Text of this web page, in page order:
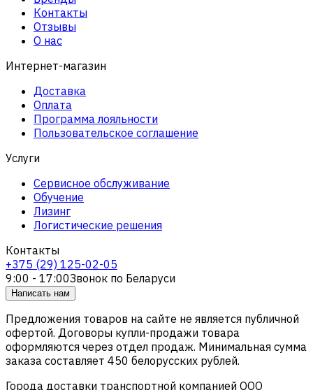
Контакты
Отзывы
О нас
Интернет-магазин
Доставка
Оплата
Программа лояльности
Пользовательское соглашение
Услуги
Сервисное обслуживание
Обучение
Лизинг
Логистические решения
Контакты
+375 (29) 125-02-05
9:00 - 17:00Звонок по Беларуси
Написать нам
Предложения товаров на сайте не является публичной
офертой. Договоры купли-продажи товара
оформляются через отдел продаж. Минимальная сумма
заказа составляет 450 белорусских рублей.
Города доставки транспортной компанией ООО